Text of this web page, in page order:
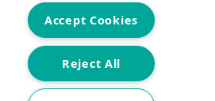
Accept Cookies
Reject All